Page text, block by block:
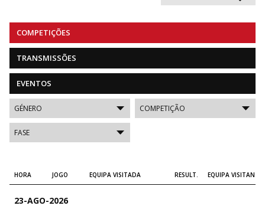
COMPETIÇÕES
TRANSMISSÕES
EVENTOS
HORA JOGO EQUIPA VISITADA RESULT. EQUIPA VISITANTE
23-AGO-2026